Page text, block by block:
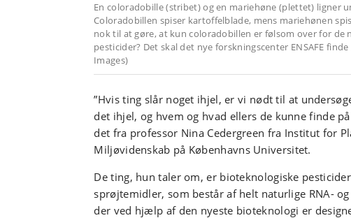
En coloradobille (stribet) og en mariehøne (plettet) ligner
Coloradobillen spiser kartoffelblade, mens mariehønen
nok til at gøre, at kun coloradobillen er følsom over for de
pesticider? Det skal det nye forskningscenter ENSAFE
Images)
”Hvis ting slår noget ihjel, er vi nødt til at
det ihjel, og hvem og hvad ellers de kunne finde
det fra professor Nina Cedergreen fra Institut for
Miljøvidenskab på Københavns Universitet.
De ting, hun taler om, er bioteknologiske
sprøjtemidler, som består af helt naturlige RNA-
der ved hjælp af den nyeste bioteknologi er